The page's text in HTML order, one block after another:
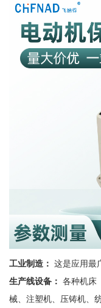
工业制造： 这是应用最
生产线设备： 各种机床
械、注塑机、压铸机、